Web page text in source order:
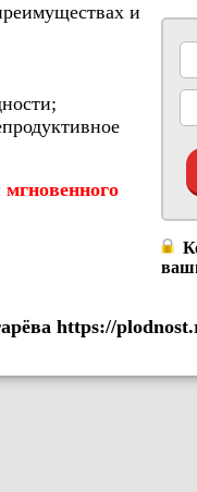
и
https://